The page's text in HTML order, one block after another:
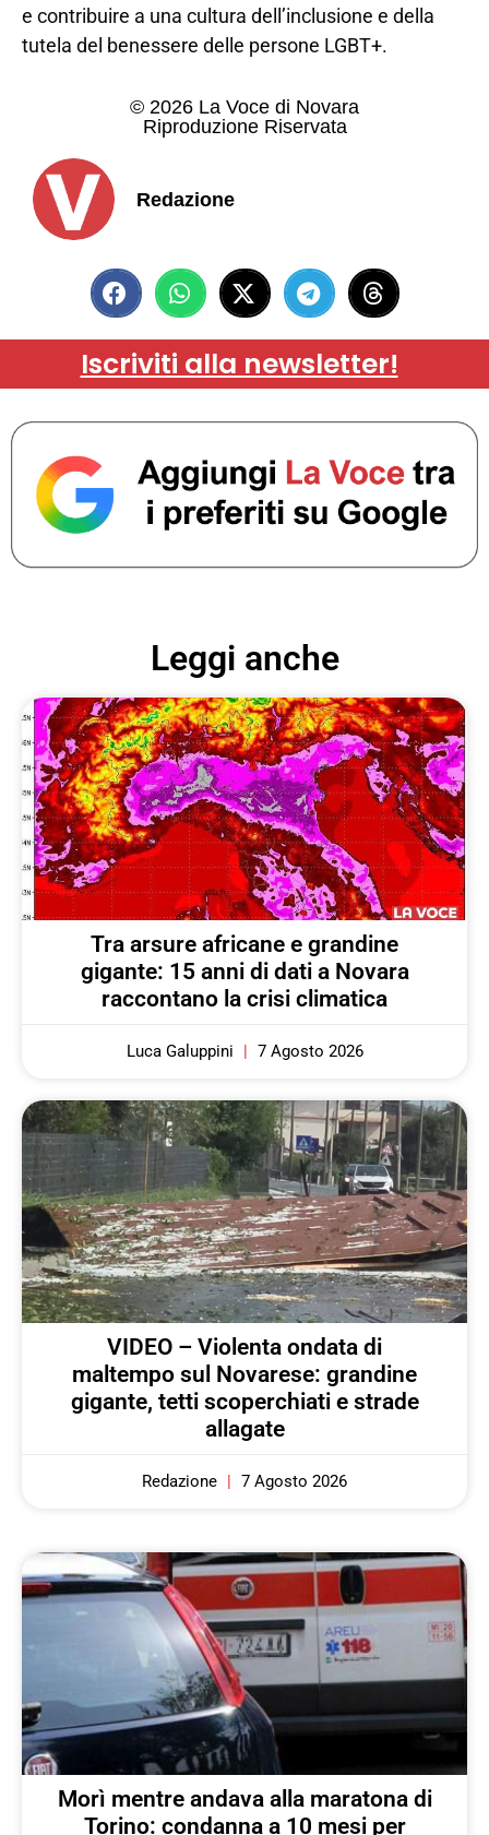
e contribuire a una cultura dell’inclusione e della
tutela del benessere delle persone LGBT+.
© 2026 La Voce di Novara
Riproduzione Riservata
Redazione
Iscriviti alla newsletter!
Leggi anche
Tra arsure africane e grandine
gigante: 15 anni di dati a Novara
raccontano la crisi climatica
Luca Galuppini 7 Agosto 2026
VIDEO – Violenta ondata di
maltempo sul Novarese: grandine
gigante, tetti scoperchiati e strade
allagate
Redazione 7 Agosto 2026
Morì mentre andava alla maratona di
Torino: condanna a 10 mesi per